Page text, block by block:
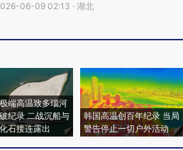
06-09 02:13 · 湖北
端高温致多瑙河
纪录 二战沉船与
石接连露出
韩国高温创百年纪录 当局
警告停止一切户外活动